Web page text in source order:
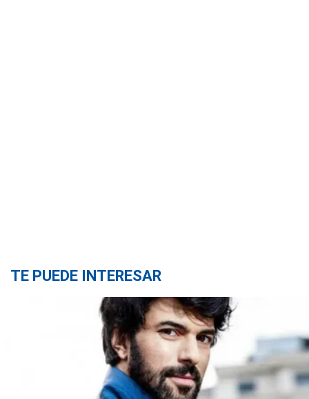
TE PUEDE INTERESAR